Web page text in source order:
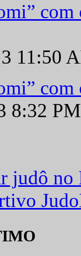
com
11:50
com
8:32
judô